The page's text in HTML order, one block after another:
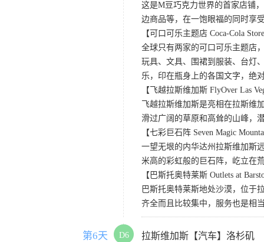
这是M豆巧克力世界的首家店铺
边商品等，在一饱眼福的同时享
【可口可乐主题店 Coca-Cola
全球只有两家的可口可乐主题店
玩具、文具、围裙到服装、台灯
乐，印在瓶身上的各国文字，绝
【飞越拉斯维加斯 FlyOver Las
飞越拉斯维加斯是亮相在拉斯
滑过广阔的草原和高耸的山峰，
【七彩巨石阵 Seven Magic
一望无垠的内华达州拉斯维加斯
米高的彩虹般的巨石阵，屹立在
【巴斯托奥特莱斯 Outlets at
巴斯托奥特莱斯地处沙漠，位于
齐全而且比较集中，服务也是相
第6天 D6 拉斯维加斯【汽车】洛杉矶